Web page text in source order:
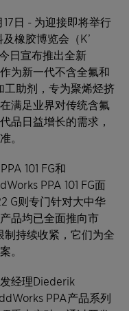
日 - 为迎接即将举行
橡胶博览会（K’
日宣布推出全新
为新一代不含全氟和
工助剂，专为聚烯烃挤
满足业界对传统含氟
品日益增长的需求，
。
101 FG和
PPA 101 FG面
G则专门针对大中华
品均已全面推向市
制持续收紧，它们为全
。
经理Diederik
PPA产品系列